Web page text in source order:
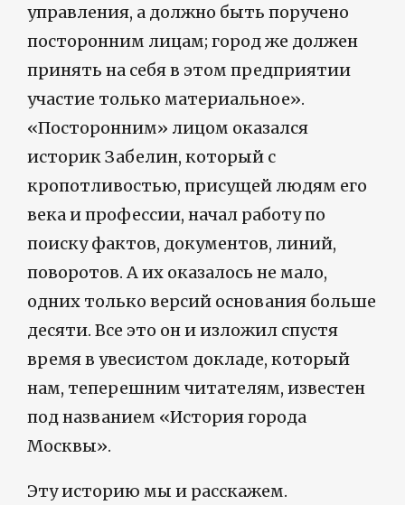
управления, а должно быть поручено
посторонним лицам; город же должен
принять на себя в этом предприятии
участие только материальное».
«Посторонним» лицом оказался
историк Забелин, который с
кропотливостью, присущей людям его
века и профессии, начал работу по
поиску фактов, документов, линий,
поворотов. А их оказалось не мало,
одних только версий основания больше
десяти. Все это он и изложил спустя
время в увесистом докладе, который
нам, теперешним читателям, известен
под названием «История города
Москвы».
Эту историю мы и расскажем.